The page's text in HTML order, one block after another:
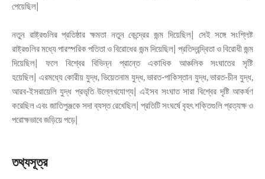
পেয়েছিল|
নতুন রাষ্ট্রগুলির প্রতিষ্ঠার ক্ষমতা নতুন কেন্দ্রের জন্ম দিয়েছিল| সেই সঙ্গে সংশ্লিষ্ট
রাষ্ট্রগুলির মধ্যে পারস্পরিক পতিতা ও বিরোধের জন্ম দিয়েছিল| প্রতিদ্বন্দ্বিতা ও বিরোধী জন্ম
দিয়েছিল| ফলে বিশ্বের বিভিন্ন প্রান্তে একাধিক আঞ্চলিক সংঘাতের সৃষ্টি
হয়েছিল| এরমধ্যে কোরীয় যুদ্ধ, ভিয়েতনাম যুদ্ধ, ভারত-পাকিস্তান যুদ্ধ, ভারত-চীন যুদ্ধ,
আরব-ইসরায়েলি যুদ্ধ প্রভৃতি উল্লেখযোগ্য| এইসব সংঘাত সারা বিশ্বের দৃষ্টি আকর্ষণ
করেছিল এবং জাতিপুঞ্জকে সদা ব্যস্ত রেখেছিল| প্রতিটি সংঘর্ষে বৃহৎ শক্তিগুলি প্রত্যক্ষ ও
পরোক্ষভাবে জড়িয়ে পড়ে|
তথ্যসূত্র